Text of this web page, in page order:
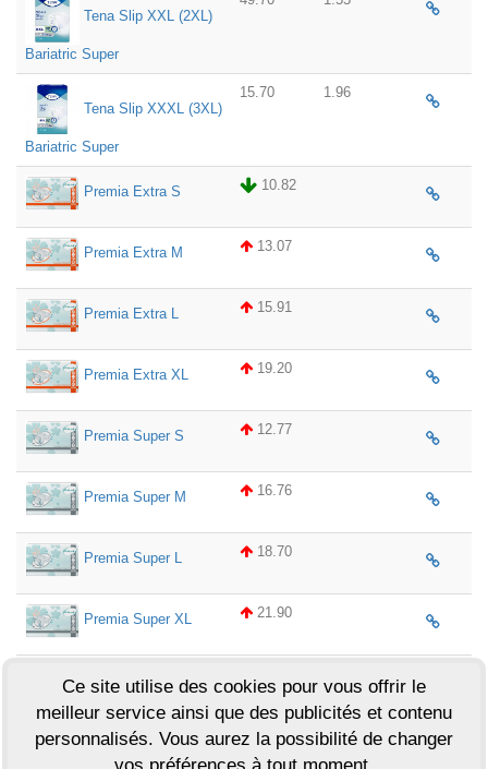
Tena Slip XXL (2XL)
Bariatric Super
Tena Slip XXXL (3XL)
Bariatric Super
15.70 1.96
Premia Extra S 10.82
Premia Extra M 13.07
Premia Extra L 15.91
Premia Extra XL 19.20
Premia Super S 12.77
Premia Super M 16.76
Premia Super L 18.70
Premia Super XL 21.90
Premia Maxi M
Premia Maxi L
20.90
Ce site utilise des cookies pour vous offrir le
meilleur service ainsi que des publicités et contenu
personnalisés. Vous aurez la possibilité de changer